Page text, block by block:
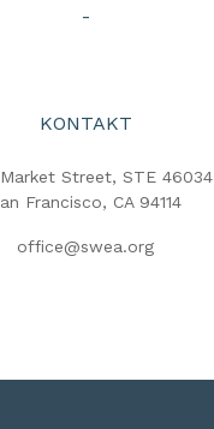
-
KONTAKT
Market Street, STE 46034
Francisco, CA 94114
office@swea.org